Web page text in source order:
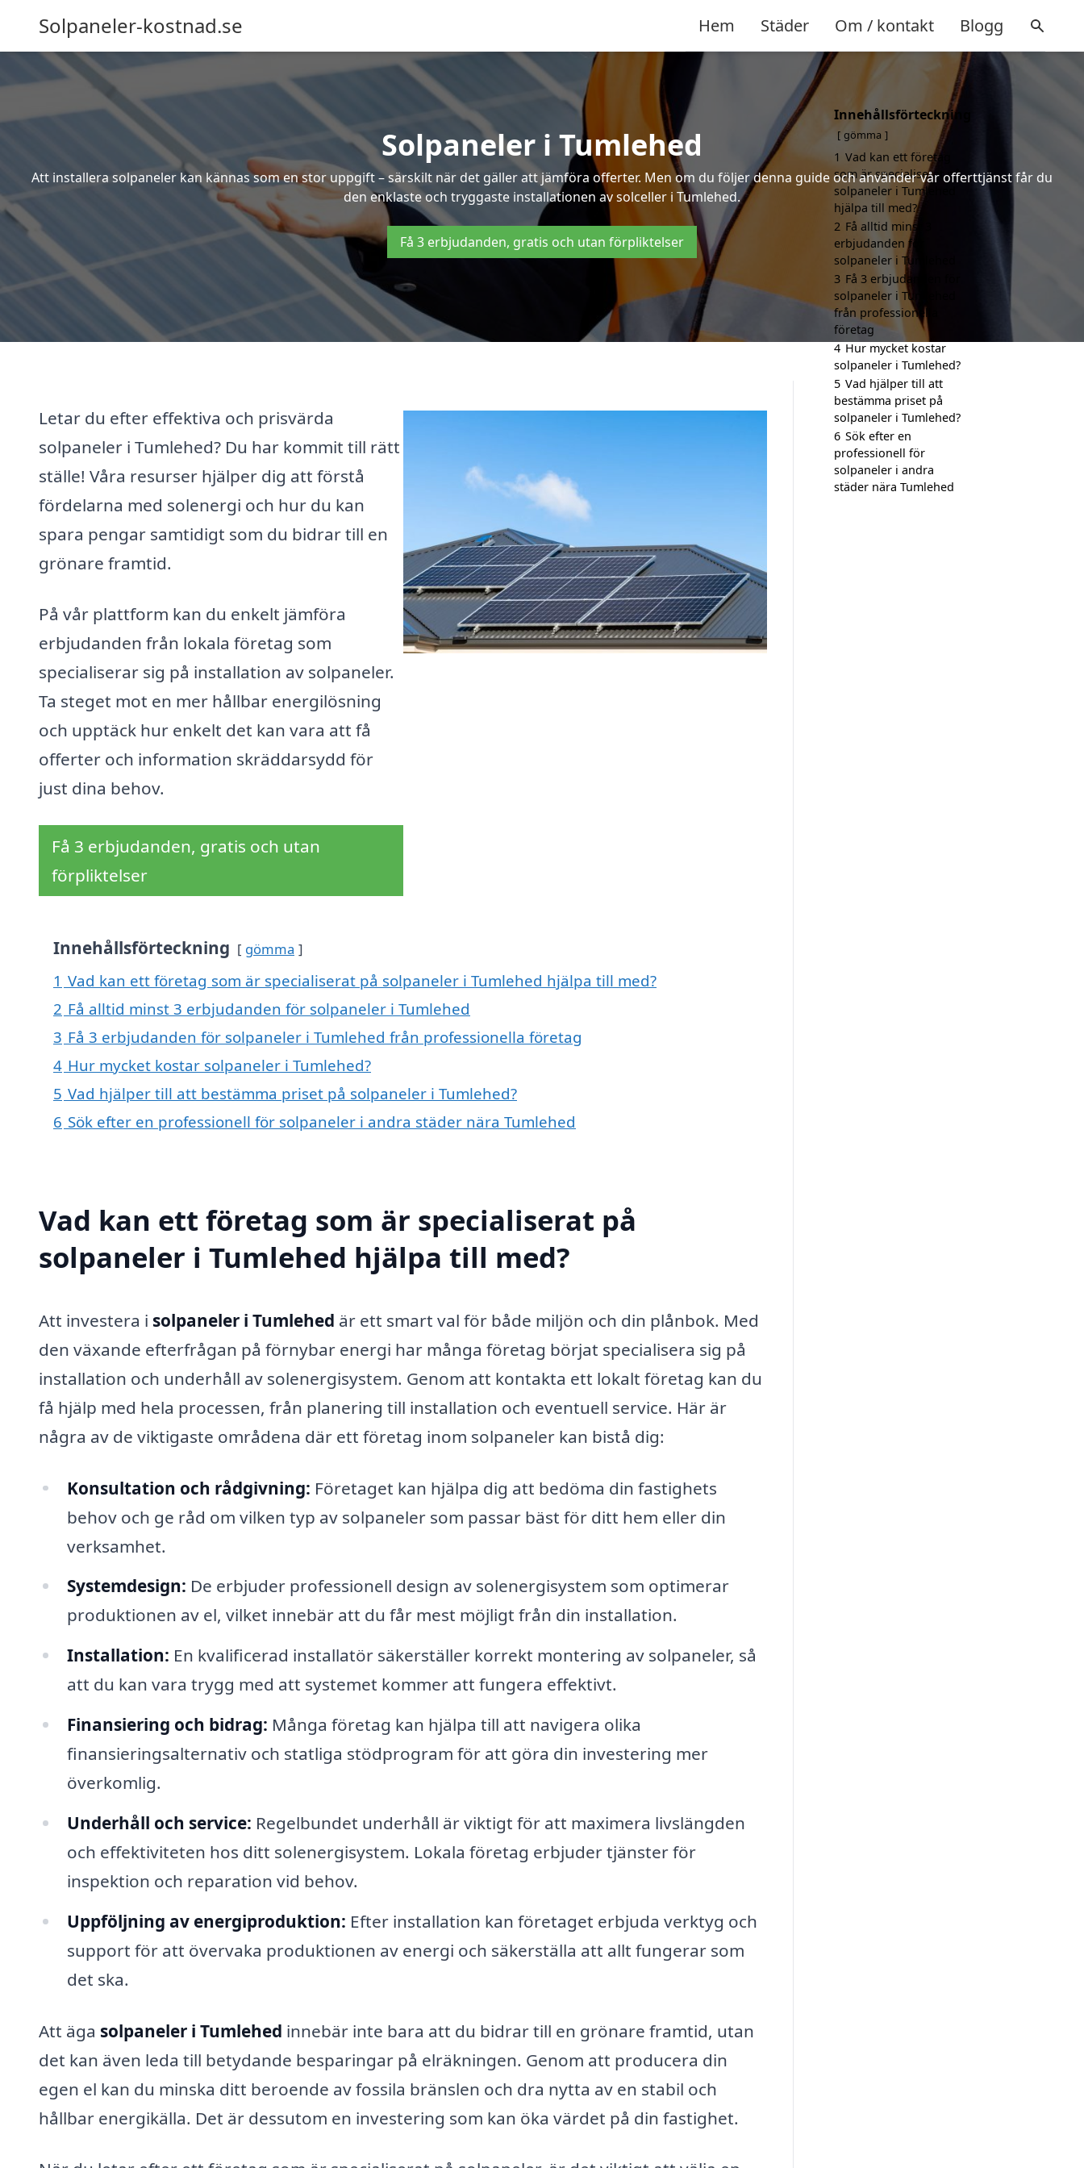
Solpaneler-kostnad.se Hem Städer Om / kontakt Blogg
Solpaneler i Tumlehed
Att installera solpaneler kan kännas som en stor uppgift – särskilt när det gäller att jämföra offerter. Men om du följer denna guide och använder vår offerttjänst får du
den enklaste och tryggaste installationen av solceller i Tumlehed.
Få 3 erbjudanden, gratis och utan förpliktelser
Letar du efter effektiva och prisvärda
solpaneler i Tumlehed? Du har kommit till rätt
ställe! Våra resurser hjälper dig att förstå
fördelarna med solenergi och hur du kan
spara pengar samtidigt som du bidrar till en
grönare framtid.
På vår plattform kan du enkelt jämföra
erbjudanden från lokala företag som
specialiserar sig på installation av solpaneler.
Ta steget mot en mer hållbar energilösning
och upptäck hur enkelt det kan vara att få
offerter och information skräddarsydd för
just dina behov.
Få 3 erbjudanden, gratis och utan
förpliktelser
Innehållsförteckning gömma
1 Vad kan ett företag som är specialiserat på solpaneler i Tumlehed hjälpa till med?
2 Få alltid minst 3 erbjudanden för solpaneler i Tumlehed
3 Få 3 erbjudanden för solpaneler i Tumlehed från professionella företag
4 Hur mycket kostar solpaneler i Tumlehed?
5 Vad hjälper till att bestämma priset på solpaneler i Tumlehed?
6 Sök efter en professionell för solpaneler i andra städer nära Tumlehed
Vad kan ett företag som är specialiserat på
solpaneler i Tumlehed hjälpa till med?
Att investera i solpaneler i Tumlehed är ett smart val för både miljön och din plånbok. Med
den växande efterfrågan på förnybar energi har många företag börjat specialisera sig på
installation och underhåll av solenergisystem. Genom att kontakta ett lokalt företag kan du
få hjälp med hela processen, från planering till installation och eventuell service. Här är
några av de viktigaste områdena där ett företag inom solpaneler kan bistå dig:
Konsultation och rådgivning: Företaget kan hjälpa dig att bedöma din fastighets
behov och ge råd om vilken typ av solpaneler som passar bäst för ditt hem eller din
verksamhet.
Systemdesign: De erbjuder professionell design av solenergisystem som optimerar
produktionen av el, vilket innebär att du får mest möjligt från din installation.
Installation: En kvalificerad installatör säkerställer korrekt montering av solpaneler, så
att du kan vara trygg med att systemet kommer att fungera effektivt.
Finansiering och bidrag: Många företag kan hjälpa till att navigera olika
finansieringsalternativ och statliga stödprogram för att göra din investering mer
överkomlig.
Underhåll och service: Regelbundet underhåll är viktigt för att maximera livslängden
och effektiviteten hos ditt solenergisystem. Lokala företag erbjuder tjänster för
inspektion och reparation vid behov.
Uppföljning av energiproduktion: Efter installation kan företaget erbjuda verktyg och
support för att övervaka produktionen av energi och säkerställa att allt fungerar som
det ska.
Att äga solpaneler i Tumlehed innebär inte bara att du bidrar till en grönare framtid, utan
det kan även leda till betydande besparingar på elräkningen. Genom att producera din
egen el kan du minska ditt beroende av fossila bränslen och dra nytta av en stabil och
hållbar energikälla. Det är dessutom en investering som kan öka värdet på din fastighet.
Innehållsförteckning
gömma
1 Vad kan ett företag
som är specialiserat på
solpaneler i Tumlehed
hjälpa till med?
2 Få alltid minst 3
erbjudanden för
solpaneler i Tumlehed
3 Få 3 erbjudanden för
solpaneler i Tumlehed
från professionella
företag
4 Hur mycket kostar
solpaneler i Tumlehed?
5 Vad hjälper till att
bestämma priset på
solpaneler i Tumlehed?
6 Sök efter en
professionell för
solpaneler i andra
städer nära Tumlehed